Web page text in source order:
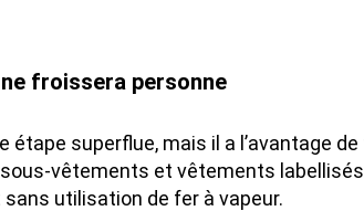
froissera personne
étape superflue, mais il a l’avantage
vêtements et vêtements
utilisation de fer à vapeur.